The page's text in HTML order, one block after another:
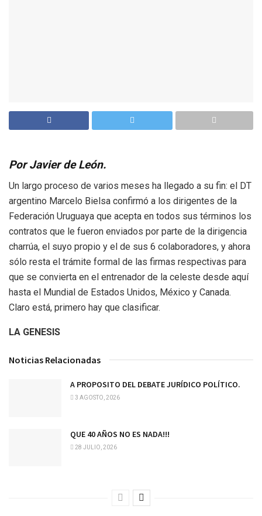
Por Javier de León.
Un largo proceso de varios meses ha llegado a su fin: el DT
argentino Marcelo Bielsa confirmó a los dirigentes de la
Federación Uruguaya que acepta en todos sus términos los
contratos que le fueron enviados por parte de la dirigencia
charrúa, el suyo propio y el de sus 6 colaboradores, y ahora
sólo resta el trámite formal de las firmas respectivas para
que se convierta en el entrenador de la celeste desde aquí
hasta el Mundial de Estados Unidos, México y Canada.
Claro está, primero hay que clasificar.
LA GENESIS
Noticias Relacionadas
A PROPOSITO DEL DEBATE JURÍDICO POLÍTICO.
3 AGOSTO, 2026
QUE 40 AÑOS NO ES NADA!!!
28 JULIO, 2026